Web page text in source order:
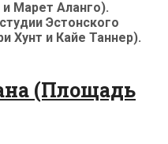
Марет Аланго).
Эстонского
Хунт и Кайе Таннер).
(Площадь